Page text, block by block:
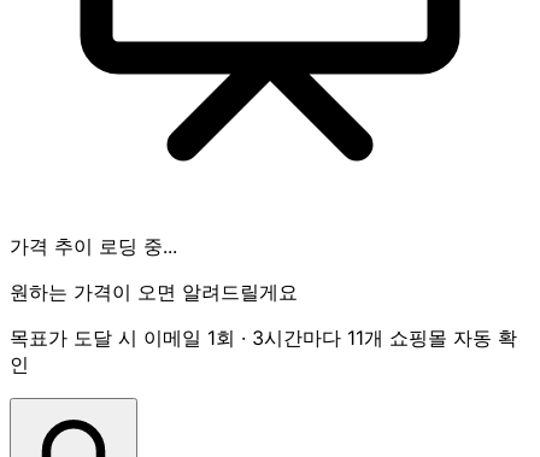
가격 추이 로딩 중...
원하는 가격이 오면 알려드릴게요
목표가 도달 시 이메일 1회 · 3시간마다 11개 쇼핑몰 자동 확
인